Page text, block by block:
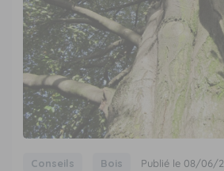
Conseils Bois Publié le 08/06/